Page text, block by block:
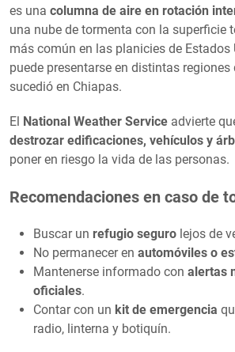
es una columna de aire en rotación
una nube de tormenta con la superficie
más común en las planicies de Estados
puede presentarse en distintas
sucedió en Chiapas.
El National Weather Service advierte
destrozar edificaciones, vehículos y
poner en riesgo la vida de las personas.
Recomendaciones en caso de
Buscar un refugio seguro lejos de
No permanecer en automóviles o
Mantenerse informado con alertas
oficiales.
Contar con un kit de emergencia
radio, linterna y botiquín.